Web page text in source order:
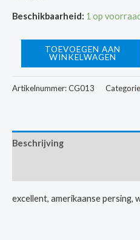
Beschikbaarheid: 1 op
-
/
Oh
TOEVOEGEN AAN
WINKELWAGEN
Artikelnummer:CG013
Beschrijving
excellent, amerikaanse persing,